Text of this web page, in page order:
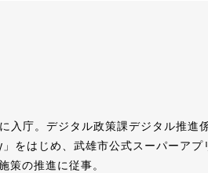
入庁。デジタル政策課デジタル推進
をはじめ、武雄市公式スーパーア
策の推進に従事。